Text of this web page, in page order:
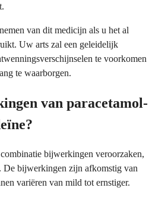
van dit medicijn als u het al
Uw arts zal een geleidelijk
te voorkomen
te waarborgen.
van paracetamol-
bijwerkingen veroorzaken,
De bijwerkingen zijn afkomstig van
variëren van mild tot ernstiger.